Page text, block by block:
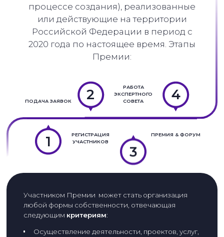
процессе создания), реализованные
или действующие на территории
Российской Федерации в период с
2020 года по настоящее время. Этапы
Премии:
ПОДАЧА ЗАЯВОК
1
РЕГИСТРАЦИЯ
УЧАСТНИКОВ
2
РАБОТА
ЭКСПЕРТНОГО
СОВЕТА
3 ПРЕМИЯ & ФОРУМ
4
Участником Премии может стать организация
любой формы собственности, отвечающая
следующим критериям:
Осуществление деятельности, проектов, услуг,